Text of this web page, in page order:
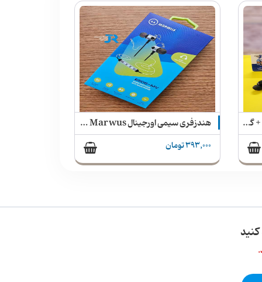
هندزفری سیمی اورجینال Marwus مدل E506-MV هندزفری سیمی Sports Bass
164,000 تومان